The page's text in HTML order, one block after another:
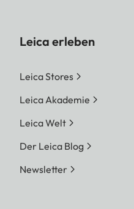
Leica erleben
Leica Stores
Leica Akademie
Leica Welt
Der Leica Blog
Newsletter